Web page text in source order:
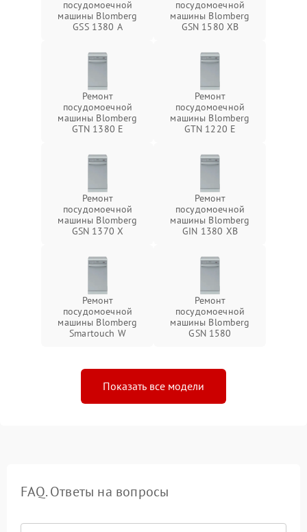
посудомоечной
машины Blomberg
GSS 1380 А
посудомоечной
машины Blomberg
GSN 1580 XB
Ремонт
посудомоечной
машины Blomberg
GTN 1380 E
Ремонт
посудомоечной
машины Blomberg
GTN 1220 E
Ремонт
посудомоечной
машины Blomberg
GSN 1370 X
Ремонт
посудомоечной
машины Blomberg
GIN 1380 XB
Ремонт
посудомоечной
машины Blomberg
Smartouch W
Ремонт
посудомоечной
машины Blomberg
GSN 1580
Показать все модели
FAQ. Ответы на вопросы